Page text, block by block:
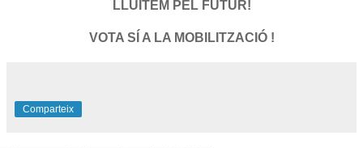
LLUITEM PEL FUTUR!
VOTA SÍ A LA MOBILITZACIÓ !
Comparteix